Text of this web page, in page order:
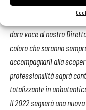
lavoro. Il valore
dare voce al nostro
coloro che saranno
accompagnarli alla
professionalità saprà
totalizzante in
Il 2022 segnerà una